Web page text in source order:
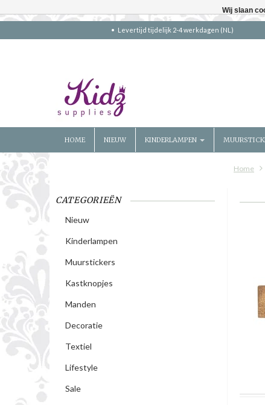
Levertijd tijdelijk 2-4 werkdagen (NL)
HOME NIEUW KINDERLAMPEN
Home
CATEGORIEËN
Nieuw
Kinderlampen
Muurstickers
Kastknopjes
Manden
Decoratie
Textiel
Lifestyle
Sale
Wij slaan